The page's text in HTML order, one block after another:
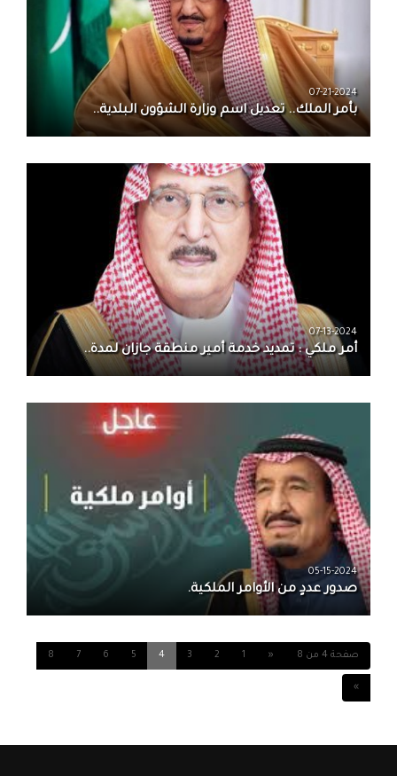
07-21-2024
بأمر الملك.. تعديل اسم وزارة الشؤون البلدية..
07-13-2024
أمر ملكي : تمديد خدمة أمير منطقة جازان لمدة..
05-15-2024
صدور عددٍ من الأوامر الملكية.
صفحة 4 من 8 «
1
2
3
4
5
6
7
8
»